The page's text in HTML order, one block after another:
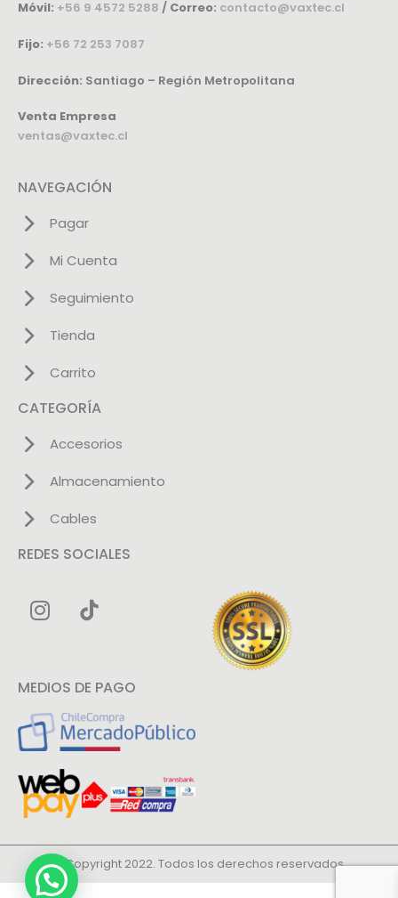
Móvil: +56 9 4572 5288 / Correo: contacto@vaxtec.cl
Fijo: +56 72 253 7087
Dirección: Santiago – Región Metropolitana
Venta Empresa
ventas@vaxtec.cl
NAVEGACIÓN
Pagar
Mi Cuenta
Seguimiento
Tienda
Carrito
CATEGORÍA
Accesorios
Almacenamiento
Cables
REDES SOCIALES
MEDIOS DE PAGO
© Copyright 2022. Todos los derechos reservados.